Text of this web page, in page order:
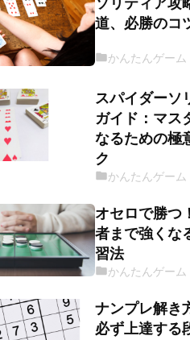
ソリティア攻
道、必勝のコ
かんたんゲーム
スパイダーソ
ガイド：マス
なるための極
ク
かんたんゲーム
オセロで勝つ
者まで強くな
習法
かんたんゲーム
ナンプレ解き
必ず上達する